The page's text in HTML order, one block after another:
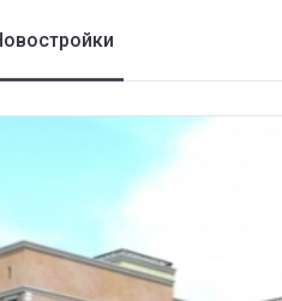
Коттеджные городки